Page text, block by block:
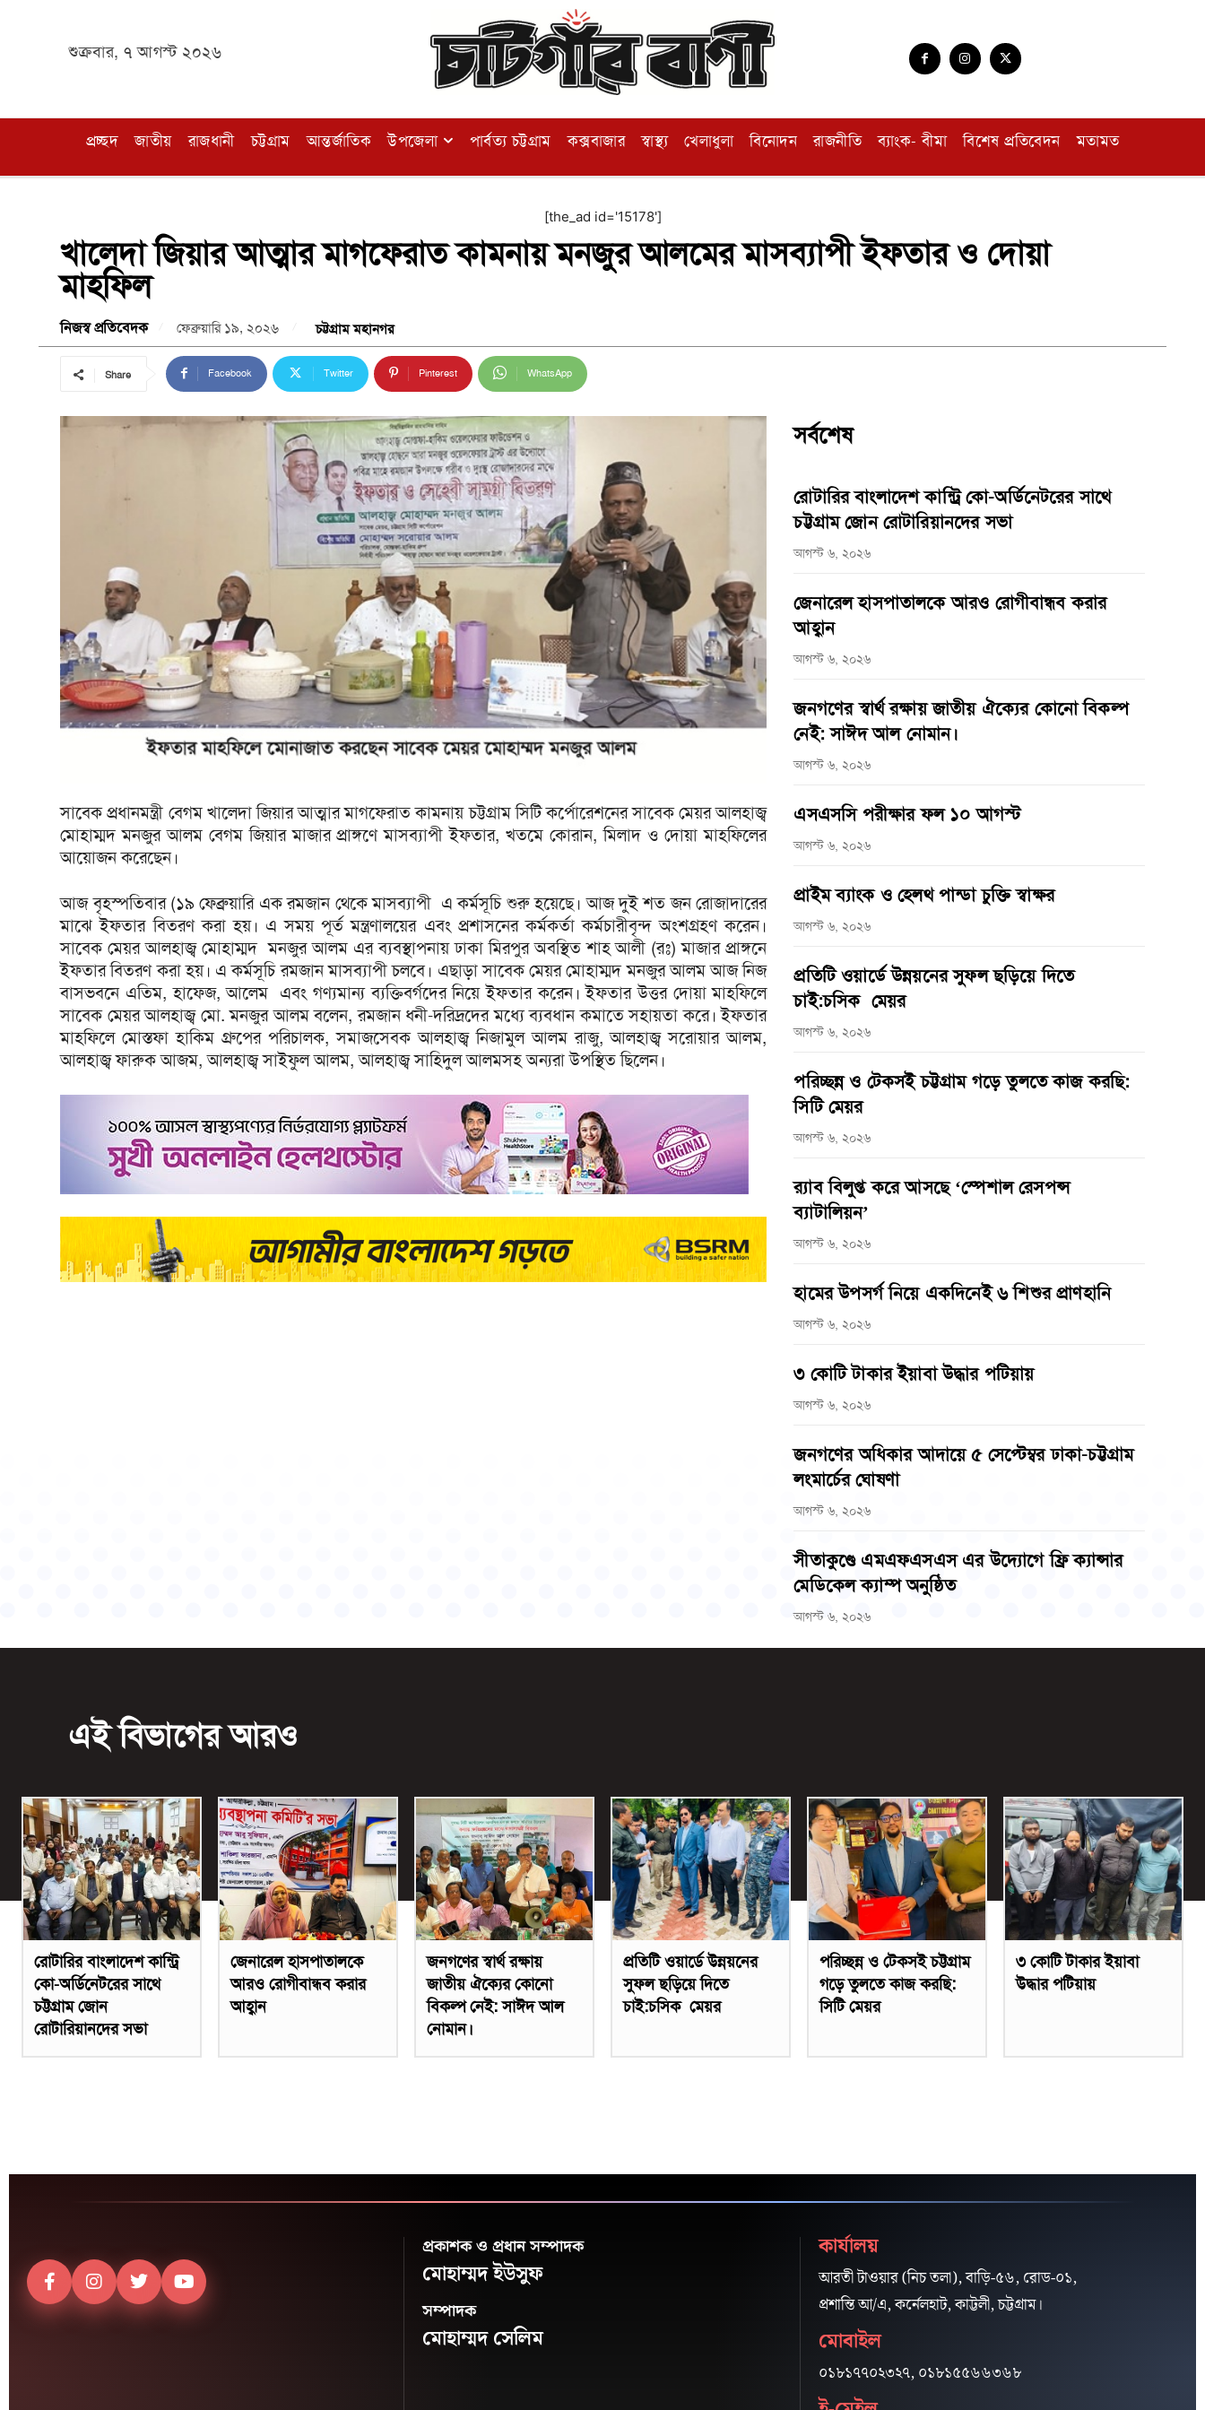
শুক্রবার, ৭ আগস্ট ২০২৬
প্রচ্ছদ জাতীয় রাজধানী চট্টগ্রাম আন্তর্জাতিক উপজেলা পার্বত্য চট্টগ্রাম কক্সবাজার স্বাস্থ্য খেলাধুলা বিনোদন রাজনীতি ব্যাংক- বীমা বিশেষ প্রতিবেদন মতামত
[the_ad id='15178']
খালেদা জিয়ার আত্মার মাগফেরাত কামনায় মনজুর আলমের মাসব্যাপী ইফতার ও দোয়া
মাহফিল
নিজস্ব প্রতিবেদক ফেব্রুয়ারি ১৯, ২০২৬ চট্টগ্রাম মহানগর
Share Facebook Twitter Pinterest WhatsApp
সাবেক প্রধানমন্ত্রী বেগম খালেদা জিয়ার আত্মার মাগফেরাত কামনায় চট্টগ্রাম সিটি কর্পোরেশনের সাবেক মেয়র আলহাজ্ব
মোহাম্মদ মনজুর আলম বেগম জিয়ার মাজার প্রাঙ্গণে মাসব্যাপী ইফতার, খতমে কোরান, মিলাদ ও দোয়া মাহফিলের
আয়োজন করেছেন।
আজ বৃহস্পতিবার (১৯ ফেব্রুয়ারি এক রমজান থেকে মাসব্যাপী এ কর্মসূচি শুরু হয়েছে। আজ দুই শত জন রোজাদারের
মাঝে ইফতার বিতরণ করা হয়। এ সময় পূর্ত মন্ত্রণালয়ের এবং প্রশাসনের কর্মকর্তা কর্মচারীবৃন্দ অংশগ্রহণ করেন।
সাবেক মেয়র আলহাজ্ব মোহাম্মদ মনজুর আলম এর ব্যবস্থাপনায় ঢাকা মিরপুর অবস্থিত শাহ আলী (রঃ) মাজার প্রাঙ্গনে
ইফতার বিতরণ করা হয়। এ কর্মসূচি রমজান মাসব্যাপী চলবে। এছাড়া সাবেক মেয়র মোহাম্মদ মনজুর আলম আজ নিজ
বাসভবনে এতিম, হাফেজ, আলেম এবং গণ্যমান্য ব্যক্তিবর্গদের নিয়ে ইফতার করেন। ইফতার উত্তর দোয়া মাহফিলে
সাবেক মেয়র আলহাজ্ব মো. মনজুর আলম বলেন, রমজান ধনী-দরিদ্রদের মধ্যে ব্যবধান কমাতে সহায়তা করে। ইফতার
মাহফিলে মোস্তফা হাকিম গ্রুপের পরিচালক, সমাজসেবক আলহাজ্ব নিজামুল আলম রাজু, আলহাজ্ব সরোয়ার আলম,
আলহাজ্ব ফারুক আজম, আলহাজ্ব সাইফুল আলম, আলহাজ্ব সাহিদুল আলমসহ অন্যরা উপস্থিত ছিলেন।
সর্বশেষ
রোটারির বাংলাদেশ কান্ট্রি কো-অর্ডিনেটরের সাথে
চট্টগ্রাম জোন রোটারিয়ানদের সভা
আগস্ট ৬, ২০২৬
জেনারেল হাসপাতালকে আরও রোগীবান্ধব করার
আহ্বান
আগস্ট ৬, ২০২৬
জনগণের স্বার্থ রক্ষায় জাতীয় ঐক্যের কোনো বিকল্প
নেই: সাঈদ আল নোমান।
আগস্ট ৬, ২০২৬
এসএসসি পরীক্ষার ফল ১০ আগস্ট
আগস্ট ৬, ২০২৬
প্রাইম ব্যাংক ও হেলথ পান্ডা চুক্তি স্বাক্ষর
আগস্ট ৬, ২০২৬
প্রতিটি ওয়ার্ডে উন্নয়নের সুফল ছড়িয়ে দিতে
চাই:চসিক মেয়র
আগস্ট ৬, ২০২৬
পরিচ্ছন্ন ও টেকসই চট্টগ্রাম গড়ে তুলতে কাজ করছি:
সিটি মেয়র
আগস্ট ৬, ২০২৬
র‌্যাব বিলুপ্ত করে আসছে ‘স্পেশাল রেসপন্স
ব্যাটালিয়ন’
আগস্ট ৬, ২০২৬
হামের উপসর্গ নিয়ে একদিনেই ৬ শিশুর প্রাণহানি
আগস্ট ৬, ২০২৬
৩ কোটি টাকার ইয়াবা উদ্ধার পটিয়ায়
আগস্ট ৬, ২০২৬
জনগণের অধিকার আদায়ে ৫ সেপ্টেম্বর ঢাকা-চট্টগ্রাম
লংমার্চের ঘোষণা
আগস্ট ৬, ২০২৬
সীতাকুণ্ডে এমএফএসএস এর উদ্যোগে ফ্রি ক্যান্সার
মেডিকেল ক্যাম্প অনুষ্ঠিত
আগস্ট ৬, ২০২৬
এই বিভাগের আরও
রোটারির বাংলাদেশ কান্ট্রি
কো-অর্ডিনেটরের সাথে
চট্টগ্রাম জোন
রোটারিয়ানদের সভা
জেনারেল হাসপাতালকে
আরও রোগীবান্ধব করার
আহ্বান
জনগণের স্বার্থ রক্ষায়
জাতীয় ঐক্যের কোনো
বিকল্প নেই: সাঈদ আল
নোমান।
প্রতিটি ওয়ার্ডে উন্নয়নের
সুফল ছড়িয়ে দিতে
চাই:চসিক মেয়র
পরিচ্ছন্ন ও টেকসই চট্টগ্রাম
গড়ে তুলতে কাজ করছি:
সিটি মেয়র
৩ কোটি টাকার ইয়াবা
উদ্ধার পটিয়ায়
প্রকাশক ও প্রধান সম্পাদক
মোহাম্মদ ইউসুফ
সম্পাদক
মোহাম্মদ সেলিম
কার্যালয়
আরতী টাওয়ার (নিচ তলা), বাড়ি-৫৬, রোড-০১,
প্রশান্তি আ/এ, কর্নেলহাট, কাট্টলী, চট্টগ্রাম।
মোবাইল
০১৮১৭৭০২৩২৭, ০১৮১৫৫৬৬৩৬৮